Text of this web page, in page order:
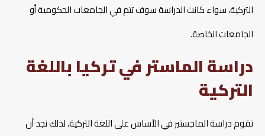
التركية، سواء كانت الدراسة سوف تتم في الجامعات الحكومية أو
الجامعات الخاصة.
دراسة الماستر في تركيا باللغة
التركية
تقوم دراسة الماجستير في الأساس على اللغة التركية، لذلك نجد أن